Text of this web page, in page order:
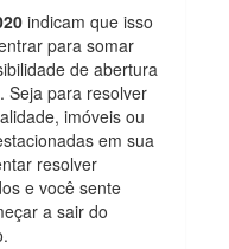
indicam que isso
para somar
de abertura
Seja para resolver
imóveis ou
em sua
resolver
e você sente
a sair do